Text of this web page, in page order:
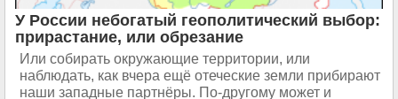
У России небогатый геополитический выбор:
прирастание, или обрезание
Или собирать окружающие территории, или
наблюдать, как вчера ещё отеческие земли прибирают
наши западные партнёры. По-другому может и